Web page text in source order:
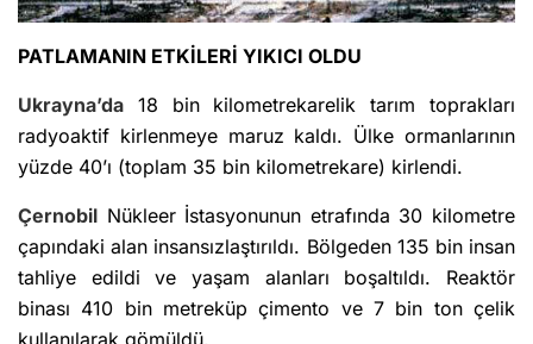
PATLAMANIN ETKİLERİ YIKICI OLDU
Ukrayna’da 18 bin kilometrekarelik tarım toprakları
radyoaktif kirlenmeye maruz kaldı. Ülke ormanlarının
yüzde 40’ı (toplam 35 bin kilometrekare) kirlendi.
Çernobil Nükleer İstasyonunun etrafında 30 kilometre
çapındaki alan insansızlaştırıldı. Bölgeden 135 bin insan
tahliye edildi ve yaşam alanları boşaltıldı. Reaktör
binası 410 bin metreküp çimento ve 7 bin ton çelik